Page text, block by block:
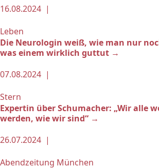
16.08.2024 |
Leben
Die Neurologin weiß, wie man nur
was einem wirklich guttut →
07.08.2024 |
Stern
Expertin über Schumacher: „Wir alle
werden, wie wir sind“ →
26.07.2024 |
Abendzeitung München